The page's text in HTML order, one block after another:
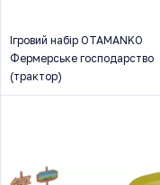
Ігровий набір OTAMANKO
Фермерське господарство
(трактор)